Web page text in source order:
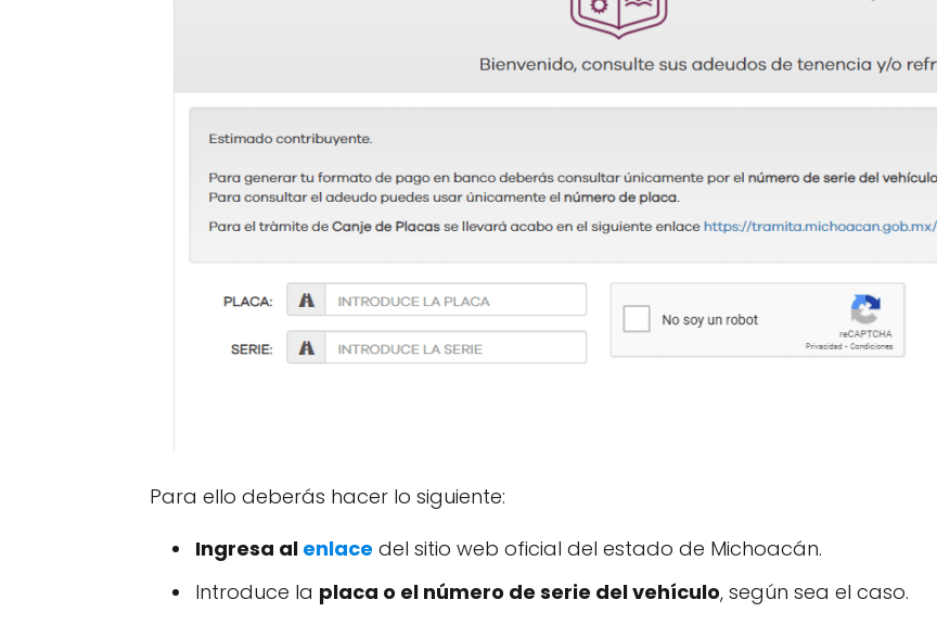
Para ello deberás hacer lo siguiente:
Ingresa al enlace del sitio web oficial del estado de Michoacán.
Introduce la placa o el número de serie del vehículo, según sea el caso.